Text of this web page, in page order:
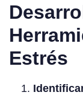
Estrés